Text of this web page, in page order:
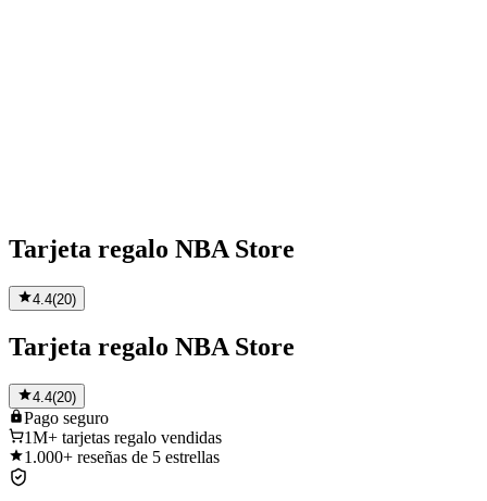
Tarjeta regalo NBA Store
4.4(20)
Tarjeta regalo NBA Store
4.4(20)
Pago seguro
1M+ tarjetas regalo vendidas
1.000+ reseñas de 5 estrellas